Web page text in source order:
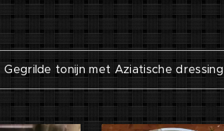
Gegrilde tonijn met Aziatische dressing